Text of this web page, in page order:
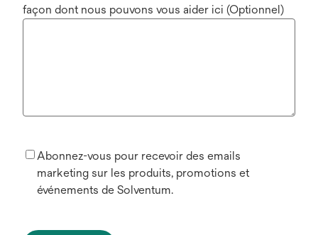
façon dont nous pouvons vous aider ici (Optionnel)
Abonnez-vous pour recevoir des emails
marketing sur les produits, promotions et
événements de Solventum.